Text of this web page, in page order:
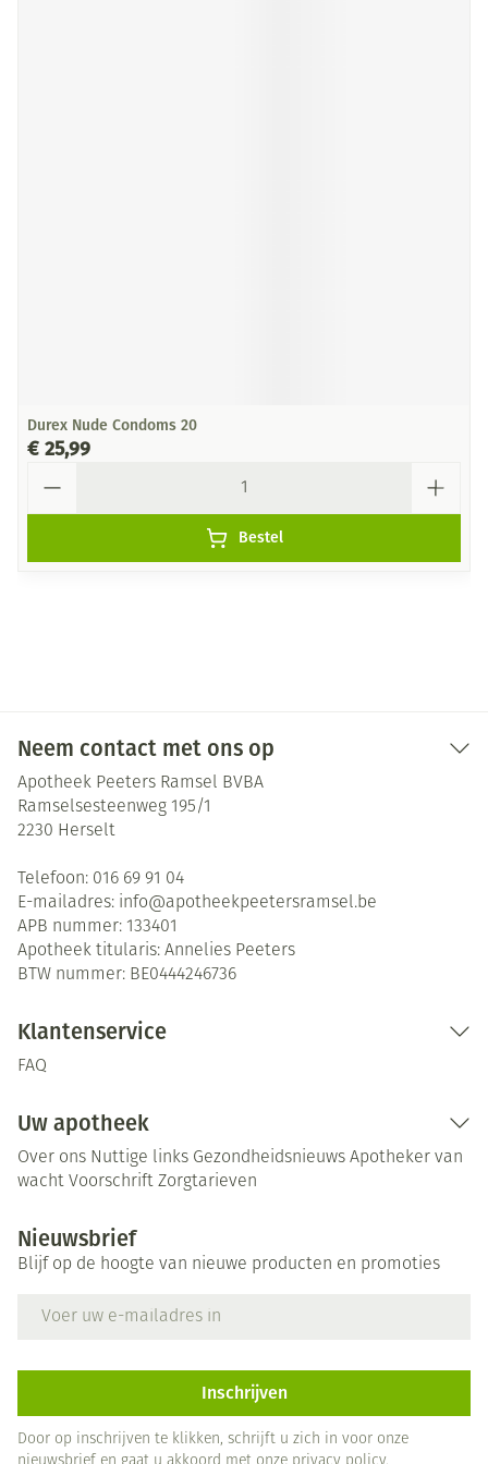
Durex Nude Condoms 20
€ 25,99
Bestel
Neem contact met ons op
Apotheek Peeters Ramsel BVBA
Ramselsesteenweg 195/1
2230 Herselt
Telefoon: 016 69 91 04
E-mailadres: info@apotheekpeetersramsel.be
APB nummer: 133401
Apotheek titularis: Annelies Peeters
BTW nummer: BE0444246736
Klantenservice
FAQ
Uw apotheek
Over ons Nuttige links Gezondheidsnieuws Apotheker van
wacht Voorschrift Zorgtarieven
Nieuwsbrief
Blijf op de hoogte van nieuwe producten en promoties
Inschrijven
Door op inschrijven te klikken, schrijft u zich in voor onze